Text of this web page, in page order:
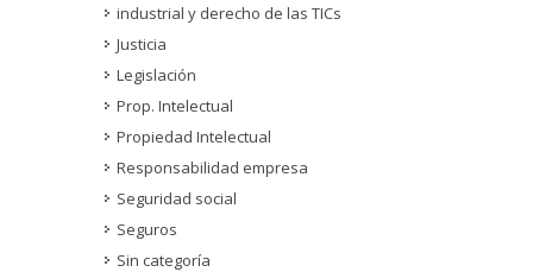
industrial y derecho de las TICs
Justicia
Legislación
Prop. Intelectual
Propiedad Intelectual
Responsabilidad empresa
Seguridad social
Seguros
Sin categoría